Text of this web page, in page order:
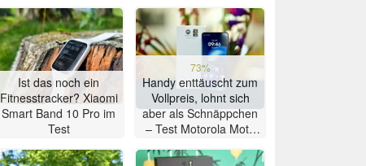
Ist das noch ein
Fitnesstracker? Xiaomi
Smart Band 10 Pro im
Test
73%
Handy enttäuscht zum
Vollpreis, lohnt sich
aber als Schnäppchen
– Test Motorola Moto